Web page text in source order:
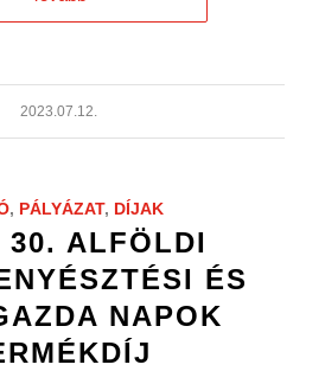
2023.07.12.
, PÁLYÁZAT, DÍJAK
30. ALFÖLDI
ÉS
NAPOK